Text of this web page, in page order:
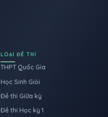
LOẠI ĐỀ THI
THPT Quốc Gia
Học Sinh Giỏi
Đề thi Giữa kỳ
Đề thi Học kỳ 1